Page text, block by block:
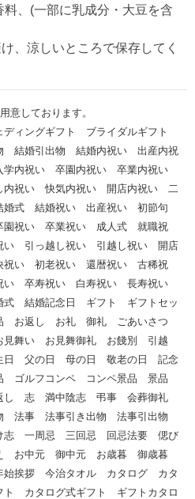
、(一部に乳成分・大豆を含
、涼しいところで保存してく
意しております。
ィングギフト ブライダルギフト
結婚引出物 結婚内祝い 出産内祝
内祝い 卒園内祝い 卒業内祝い
内祝い 快気内祝い 開店内祝い 二
式 結婚祝い 出産祝い 初節句
祝い 卒業祝い 成人式 就職祝
引っ越し祝い 引越し祝い 開店
い 初老祝い 還暦祝い 古稀祝
い 卒寿祝い 白寿祝い 長寿祝い
式 結婚記念日 ギフト ギフトセッ
お返し お礼 御礼 ごあいさつ
舞い お見舞御礼 お餞別 引越
日 父の日 母の日 敬老の日 記念
ゴルフコンペ コンペ景品 景品
し 志 満中陰志 弔事 会葬御礼
法事 法事引き出物 法事引出物
志 一周忌 三回忌 回忌法要 偲び
お中元 御中元 お歳暮 御歳暮
挨拶 今治タオル カタログ カタ
ト カタログ式ギフト ギフトカタロ